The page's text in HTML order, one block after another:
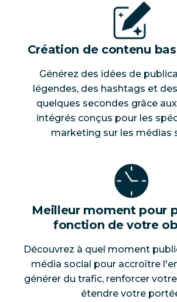
Création de contenu
Générez des idées de
légendes, des hashtags et
quelques secondes grâce
intégrés conçus pour les
marketing sur les médias
Meilleur moment pour
fonction de votre
Découvrez à quel moment
média social pour accroître
générer du trafic, renforcer
étendre votre